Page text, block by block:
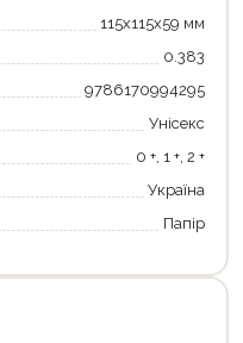
115х115х59 мм
0.383
9786170994295
Унісекс
0 +, 1 +, 2 +
Україна
Папір